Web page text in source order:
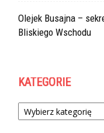
Olejek Busajna –
Bliskiego Wschodu
KATEGORIE
Kategorie